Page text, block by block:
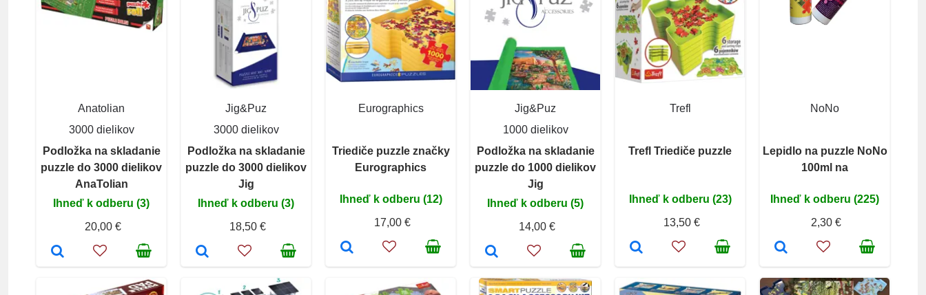
Anatolian
3000 dielikov
Podložka na skladanie
puzzle do 3000 dielikov
AnaTolian
Ihneď k odberu (3)
20,00 €
Jig&Puz
3000 dielikov
Podložka na skladanie
puzzle do 3000 dielikov
Jig
Ihneď k odberu (3)
18,50 €
Eurographics
Triediče puzzle značky
Eurographics
Ihneď k odberu (12)
17,00 €
Jig&Puz
1000 dielikov
Podložka na skladanie
puzzle do 1000 dielikov
Jig
Ihneď k odberu (5)
14,00 €
Trefl
Trefl Triediče puzzle
Ihneď k odberu (23)
13,50 €
NoNo
Lepidlo na puzzle NoNo
100ml na
Ihneď k odberu (225)
2,30 €